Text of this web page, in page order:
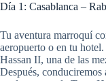
Día 1: Casablanca –
Tu aventura marroquí
aeropuerto o en tu
Hassan II, una de las
Después,